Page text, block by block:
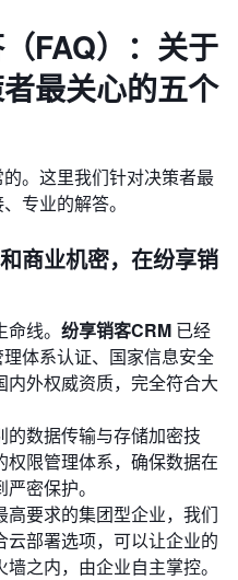
FAQ）：关于
最关心的五个
。这里我们针对决策者最
专业的解答。
商业机密，在纷享销
线。 纷享销客CRM 已经
体系认证、国家信息安全
外权威资质，完全符合大
的数据传输与存储加密技
限管理体系，确保数据在
密保护。
高要求的集团型企业，我们
部署选项，可以让企业的
之内，由企业自主掌控。